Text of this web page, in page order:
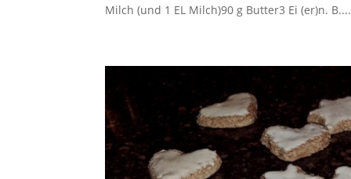
Milch (und 1 EL Milch)90 g Butter3 Ei (er)n. B....